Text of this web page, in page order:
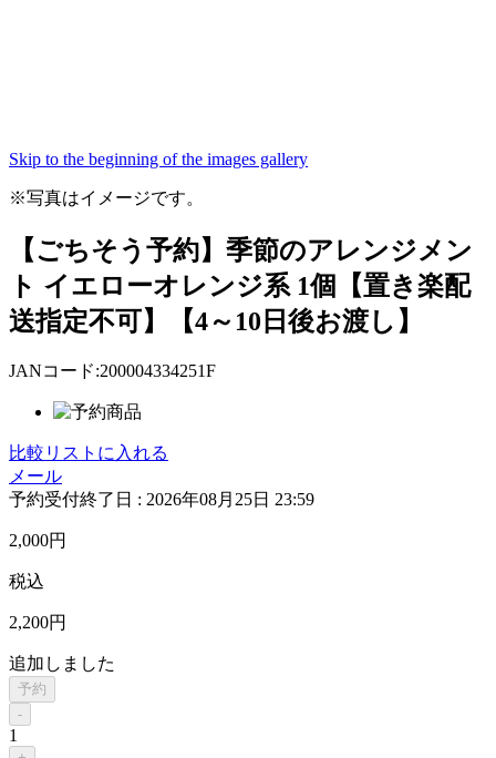
Skip to the beginning of the images gallery
※写真はイメージです。
【ごちそう予約】季節のアレンジメン
ト イエローオレンジ系 1個【置き楽配
送指定不可】【4～10日後お渡し】
JANコード:200004334251F
比較リストに入れる
メール
予約受付終了日 : 2026年08月25日 23:59
2,000円
税込
2,200円
追加しました
予約
-
1